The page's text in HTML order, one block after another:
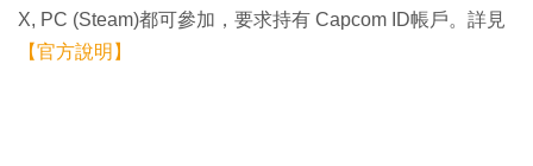
X, PC (Steam)都可參加，要求持有 Capcom ID帳戶。詳見
【官方說明】